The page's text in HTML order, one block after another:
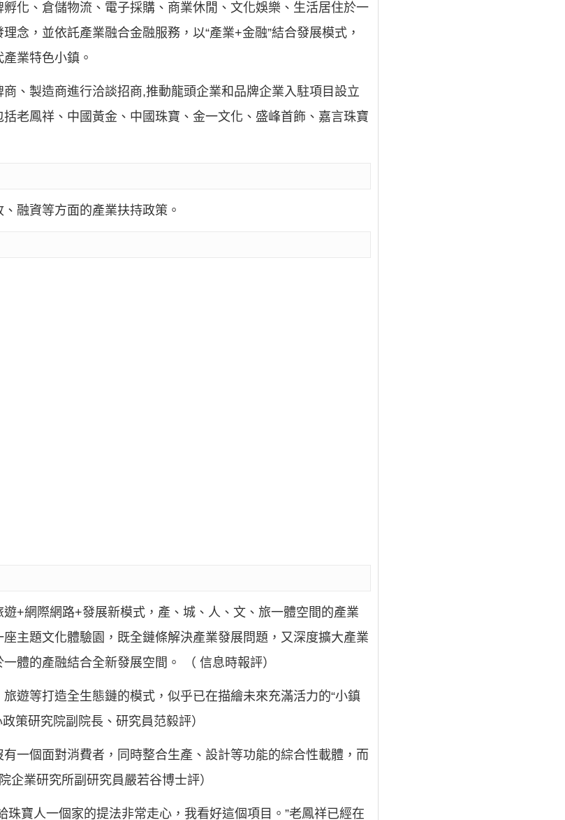
化、倉儲物流、電子採購、商業休閒、文化娛樂、生活居住於一
念，並依託產業融合金融服務，以“產業+金融”結合發展模式，
業特色小鎮。
、製造商進行洽談招商,推動龍頭企業和品牌企業入駐項目設立
老鳳祥、中國黃金、中國珠寶、金一文化、盛峰首飾、嘉言珠寶
融資等方面的產業扶持政策。
+網際網路+發展新模式，產、城、人、文、旅一體空間的產業
主題文化體驗園，既全鏈條解決產業發展問題，又深度擴大產業
體的產融結合全新發展空間。 （ 信息時報評）
遊等打造全生態鏈的模式，似乎已在描繪未來充滿活力的“小鎮
策研究院副院長、研究員范毅評）
一個面對消費者，同時整合生產、設計等功能的綜合性載體，而
企業研究所副研究員嚴若谷博士評）
寶人一個家的提法非常走心，我看好這個項目。”老鳳祥已經在